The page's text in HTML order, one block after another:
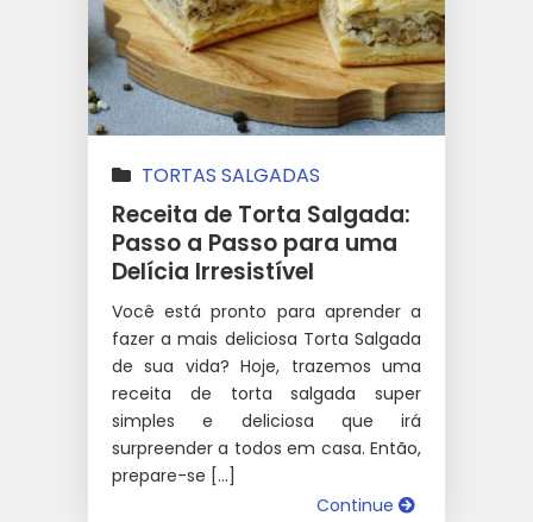
TORTAS SALGADAS
Receita de Torta Salgada:
Passo a Passo para uma
Delícia Irresistível
Você está pronto para aprender a
fazer a mais deliciosa Torta Salgada
de sua vida? Hoje, trazemos uma
receita de torta salgada super
simples e deliciosa que irá
surpreender a todos em casa. Então,
prepare-se […]
Continue